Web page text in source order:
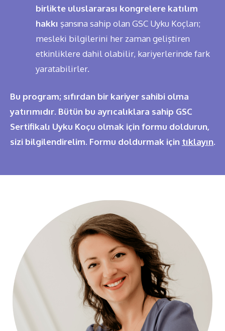
birlikte uluslararası kongrelere katılım
hakkı şansına sahip olan GSC Uyku Koçları;
mesleki bilgilerini her zaman geliştiren
etkinliklere dahil olabilir, kariyerlerinde fark
yaratabilirler.
Bu program; sıfırdan bir kariyer sahibi olma
yatırımıdır. Bütün bu ayrıcalıklara sahip GSC
Sertifikalı Uyku Koçu olmak için formu doldurun,
sizi bilgilendirelim. Formu doldurmak için tıklayın.